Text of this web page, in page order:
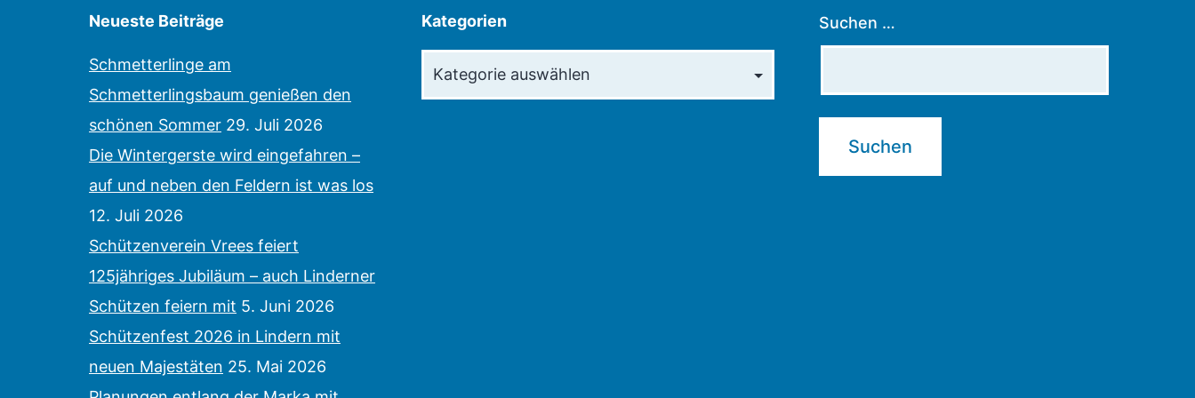
Neueste Beiträge
Schmetterlinge am
Schmetterlingsbaum genießen den
schönen Sommer 29. Juli 2026
Die Wintergerste wird eingefahren –
auf und neben den Feldern ist was los
12. Juli 2026
Schützenverein Vrees feiert
125jähriges Jubiläum – auch Linderner
Schützen feiern mit 5. Juni 2026
Schützenfest 2026 in Lindern mit
neuen Majestäten 25. Mai 2026
Kategorien Suchen …